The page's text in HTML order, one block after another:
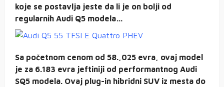
koje se postavlja jeste da li je on bolji od
regularnih Audi Q5 modela…
Sa početnom cenom od 58.,025 evra, ovaj model
je za 6.183 evra jeftiniji od performantnog Audi
SQ5 modela. Ovaj plug-in hibridni SUV iz mesta do